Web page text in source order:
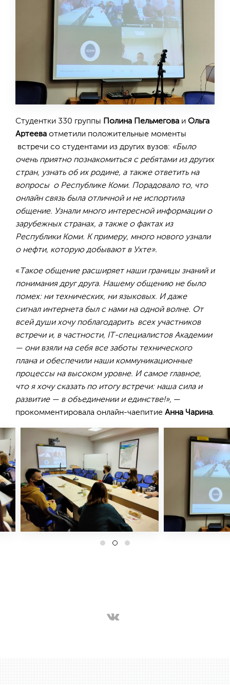
Студентки 330 группы Полина Пельмегова и Ольга
Артеева отметили положительные моменты
встречи со студентами из других вузов: «Было
очень приятно познакомиться с ребятами из других
стран, узнать об их родине, а также ответить на
вопросы о Республике Коми. Порадовало то, что
онлайн связь была отличной и не испортила
общение. Узнали много интересной информации о
зарубежных странах, а также о фактах из
Республики Коми. К примеру, много нового узнали
о нефти, которую добывают в Ухте».
« Такое общение расширяет наши границы знаний и
понимания друг друга. Нашему общению не было
помех: ни технических, ни языковых. И даже
сигнал интернета был с нами на одной волне. От
всей души хочу поблагодарить всех участников
встречи и, в частности, IT-специалистов Академии
— они взяли на себя все заботы технического
плана и обеспечили наши коммуникационные
процессы на высоком уровне. И самое главное,
что я хочу сказать по итогу встречи: наша сила и
развитие — в объединении и единстве!», —
прокомментировала онлайн-чаепитие Анна Чарина.